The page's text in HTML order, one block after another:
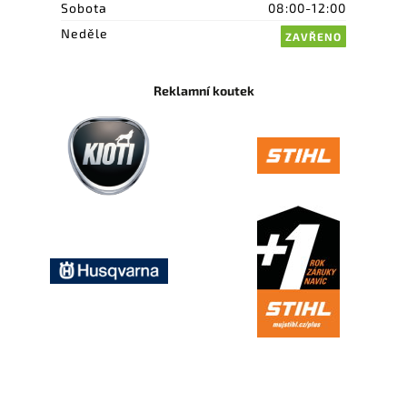
Sobota
08:00-12:00
Neděle
ZAVŘENO
Reklamní koutek